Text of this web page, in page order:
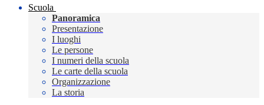
Scuola
Panoramica
Presentazione
I luoghi
Le persone
I numeri della scuola
Le carte della scuola
Organizzazione
La storia